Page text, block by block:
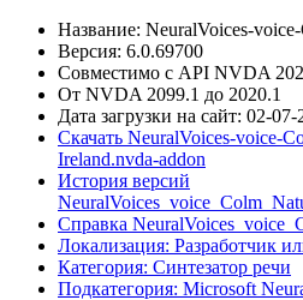
Название: NeuralVoices-
Версия: 6.0.69700
Совместимо с API NVDA
От NVDA 2099.1 до 2020.1
Дата загрузки на сайт: 02-07-
Скачать NeuralVoices-voice-
Ireland.nvda-addon
История версий
Справка
Локализация: Разработчик
Категория: Синтезатор речи
Подкатегория: Microsoft